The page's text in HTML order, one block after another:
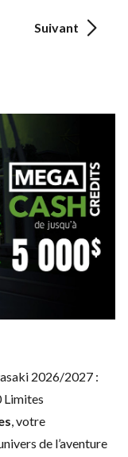
Suivant
2026/2027 :
Limites
, votre
de l’aventure